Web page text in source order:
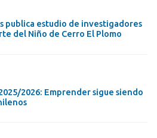
publica estudio de investigadores
del Niño de Cerro El Plomo
2026: Emprender sigue siendo